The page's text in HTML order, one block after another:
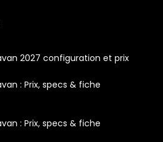
2027 configuration et prix
: Prix, specs & fiche
: Prix, specs & fiche